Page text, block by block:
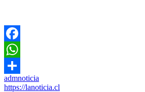
Facebook
WhatsApp
Share
admnoticia
https://lanoticia.cl